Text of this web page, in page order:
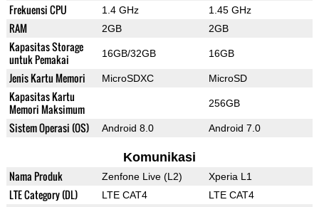
Frekuensi CPU 1.4 GHz 1.45 GHz
RAM 2GB 2GB
Kapasitas Storage
untuk Pemakai
16GB/32GB 16GB
Jenis Kartu Memori MicroSDXC MicroSD
Kapasitas Kartu
Memori Maksimum
256GB
Sistem Operasi (OS) Android 8.0 Android 7.0
Komunikasi
Nama Produk Zenfone Live (L2) Xperia L1
LTE Category (DL) LTE CAT4 LTE CAT4